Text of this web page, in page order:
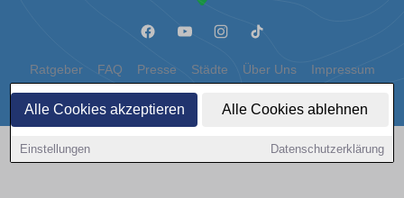
Alle Cookies akzeptieren Alle Cookies ablehnen
Einstellungen Datenschutzerklärung
Ratgeber FAQ Presse Städte Über Uns Impressum
Datenschutz Cookies
Copyright © 2000 - 2026 | 1A Infosysteme GmbH | Content by: 1a-sites-autos